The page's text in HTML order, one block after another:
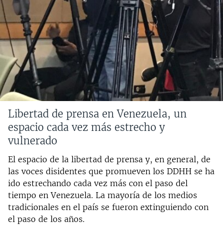
Libertad de prensa en Venezuela, un
espacio cada vez más estrecho y
vulnerado
El espacio de la libertad de prensa y, en general, de
las voces disidentes que promueven los DDHH se ha
ido estrechando cada vez más con el paso del
tiempo en Venezuela. La mayoría de los medios
tradicionales en el país se fueron extinguiendo con
el paso de los años.